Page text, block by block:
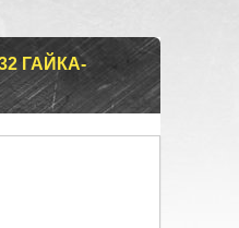
ГАЙКА-